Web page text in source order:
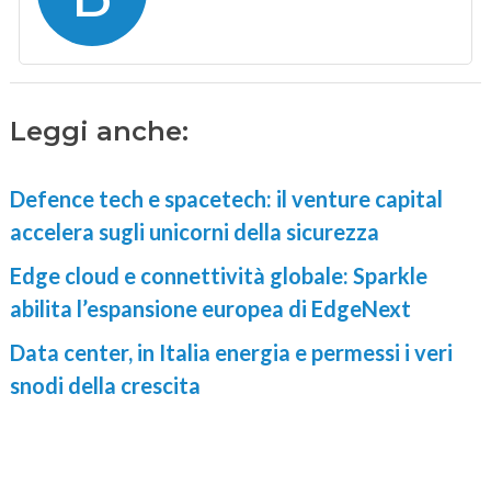
Leggi anche:
Defence tech e spacetech: il venture capital
accelera sugli unicorni della sicurezza
Edge cloud e connettività globale: Sparkle
abilita l’espansione europea di EdgeNext
Data center, in Italia energia e permessi i veri
snodi della crescita